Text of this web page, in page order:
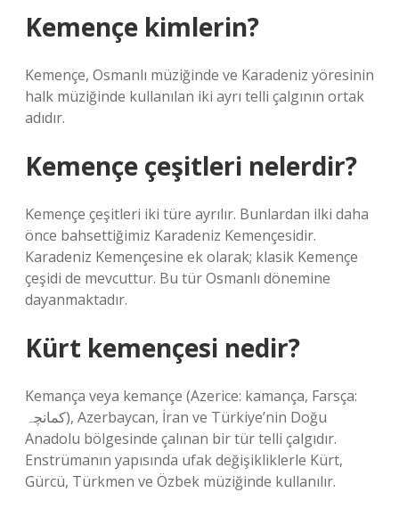
Kemençe kimlerin?
Kemençe, Osmanlı müziğinde ve Karadeniz yöresinin
halk müziğinde kullanılan iki ayrı telli çalgının ortak
adıdır.
Kemençe çeşitleri nelerdir?
Kemençe çeşitleri iki türe ayrılır. Bunlardan ilki daha
önce bahsettiğimiz Karadeniz Kemençesidir.
Karadeniz Kemençesine ek olarak; klasik Kemençe
çeşidi de mevcuttur. Bu tür Osmanlı dönemine
dayanmaktadır.
Kürt kemençesi nedir?
Kemança veya kemançe (Azerice: kamança, Farsça:
کمانچہ), Azerbaycan, İran ve Türkiye’nin Doğu
Anadolu bölgesinde çalınan bir tür telli çalgıdır.
Enstrümanın yapısında ufak değişikliklerle Kürt,
Gürcü, Türkmen ve Özbek müziğinde kullanılır.